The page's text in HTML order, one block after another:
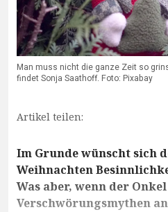
Man muss nicht die ganze Zeit so
findet Sonja Saathoff. Foto: Pixabay
Artikel teilen:
Im Grunde wünscht sich
Weihnachten
Was aber, wenn der
Verschwörungsmythen